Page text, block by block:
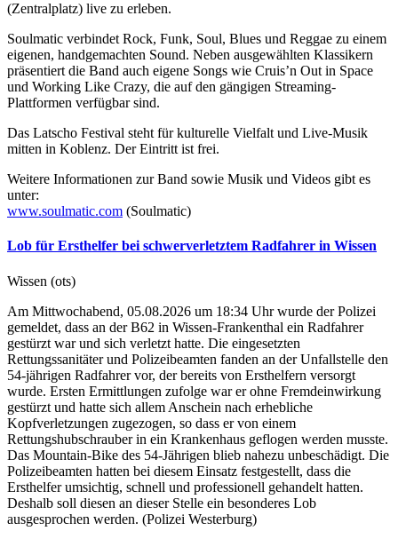
(Zentralplatz) live zu erleben.
Soulmatic verbindet Rock, Funk, Soul, Blues und Reggae zu einem
eigenen, handgemachten Sound. Neben ausgewählten Klassikern
präsentiert die Band auch eigene Songs wie Cruis’n Out in Space
und Working Like Crazy, die auf den gängigen Streaming-
Plattformen verfügbar sind.
Das Latscho Festival steht für kulturelle Vielfalt und Live-Musik
mitten in Koblenz. Der Eintritt ist frei.
Weitere Informationen zur Band sowie Musik und Videos gibt es
unter:
www.soulmatic.com (Soulmatic)
Lob für Ersthelfer bei schwerverletztem Radfahrer in Wissen
Wissen (ots)
Am Mittwochabend, 05.08.2026 um 18:34 Uhr wurde der Polizei
gemeldet, dass an der B62 in Wissen-Frankenthal ein Radfahrer
gestürzt war und sich verletzt hatte. Die eingesetzten
Rettungssanitäter und Polizeibeamten fanden an der Unfallstelle den
54-jährigen Radfahrer vor, der bereits von Ersthelfern versorgt
wurde. Ersten Ermittlungen zufolge war er ohne Fremdeinwirkung
gestürzt und hatte sich allem Anschein nach erhebliche
Kopfverletzungen zugezogen, so dass er von einem
Rettungshubschrauber in ein Krankenhaus geflogen werden musste.
Das Mountain-Bike des 54-Jährigen blieb nahezu unbeschädigt. Die
Polizeibeamten hatten bei diesem Einsatz festgestellt, dass die
Ersthelfer umsichtig, schnell und professionell gehandelt hatten.
Deshalb soll diesen an dieser Stelle ein besonderes Lob
ausgesprochen werden. (Polizei Westerburg)